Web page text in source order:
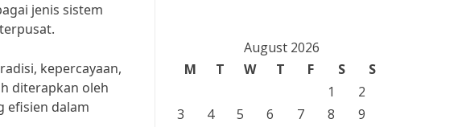
jenis sistem
kepercayaan,
diterapkan oleh
efisien dalam
August 2026
M
T W T F S
S
1
2
3
4 5 6 7 8
9